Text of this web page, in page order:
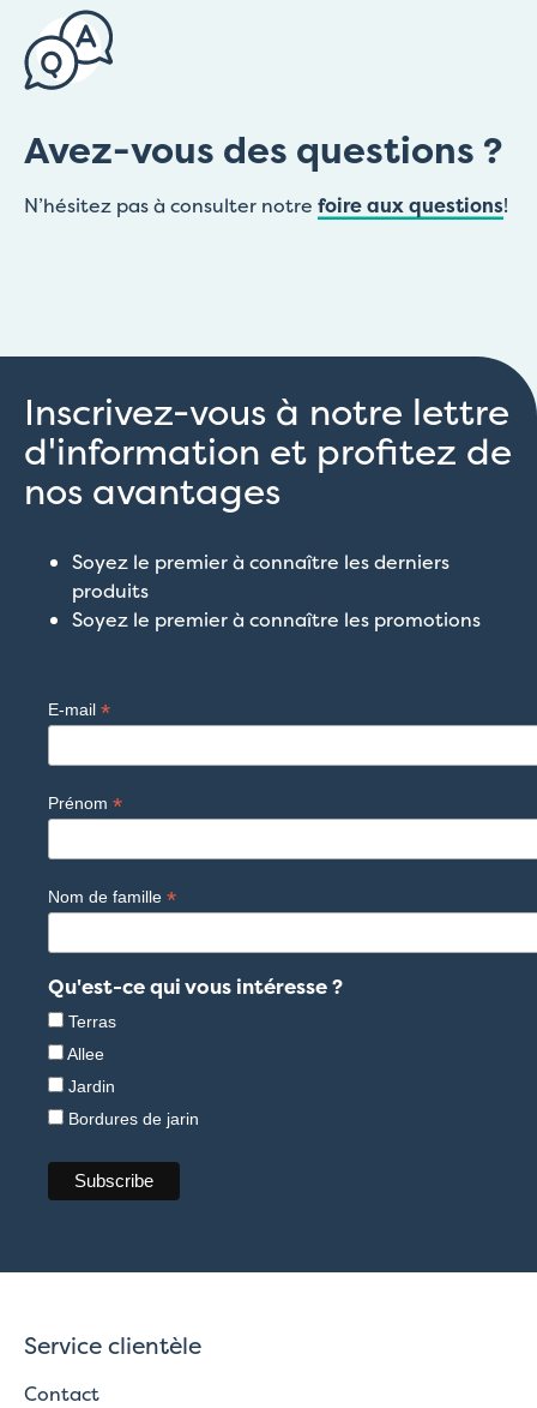
Avez-vous des questions ?
N’hésitez pas à consulter notre foire aux questions!
Inscrivez-vous à notre lettre
d'information et profitez de
nos avantages
Soyez le premier à connaître les derniers
produits
Soyez le premier à connaître les promotions
E-mail *
Prénom *
Nom de famille *
Qu'est-ce qui vous intéresse ?
Terras
Allee
Jardin
Bordures de jarin
Service clientèle
Contact